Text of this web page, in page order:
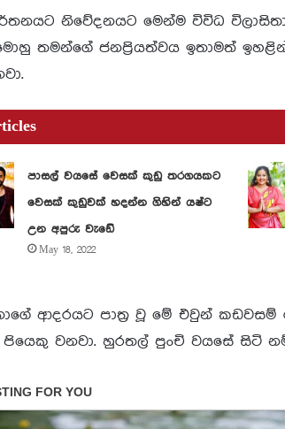
නිවේදනයට මෙන්ම විවිධ
තමන්ගේ ජනප්‍රියත්වය ඉතාමත්
පාසල් වයසේ වෙසක් කුඩු තරගයකට
වෙසක් කුඩුවක් හදන්න ගිහින් යෂ්ට
උන අපුරු වැඩේ
May 18, 2022
ආදරයට පාත්‍ර වූ මේ එවුන්
වනවා. හුරතල් පුංචි වයසේ සිටි